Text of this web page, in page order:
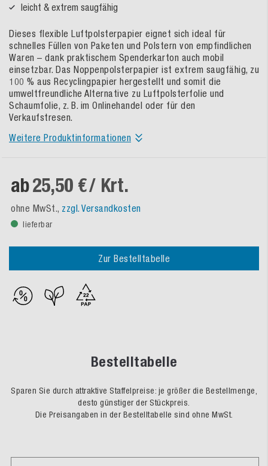
leicht & extrem saugfähig
Dieses flexible Luftpolsterpapier eignet sich ideal für
schnelles Füllen von Paketen und Polstern von empfindlichen
Waren – dank praktischem Spenderkarton auch mobil
einsetzbar. Das Noppenpolsterpapier ist extrem saugfähig, zu
100 % aus Recyclingpapier hergestellt und somit die
umweltfreundliche Alternative zu Luftpolsterfolie und
Schaumfolie, z. B. im Onlinehandel oder für den
Verkaufstresen.
Weitere Produktinformationen
ab25,50 €/ Krt.
ohne MwSt., zzgl. Versandkosten
lieferbar
Zur Bestelltabelle
Bestelltabelle
Sparen Sie durch attraktive Staffelpreise: je größer die Bestellmenge,
desto günstiger der Stückpreis.
Die Preisangaben in der Bestelltabelle sind ohne MwSt.